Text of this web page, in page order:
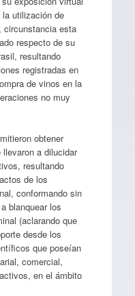
utilización de
circunstancia esta
respecto de su
resultando
registradas en
de vinos en la
no muy
obtener
a dilucidar
resultando
de los
conformando sin
blanquear los
(aclarando que
desde los
que poseían
comercial,
en el ámbito